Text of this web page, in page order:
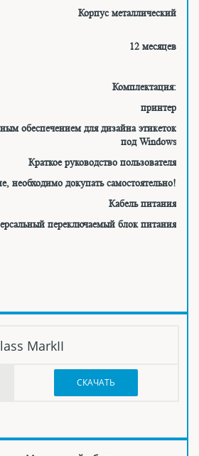
Корпус металлический
12 месяцев
Комплектация:
принтер
обеспечением для дизайна этикеток
под Windows
Краткое руководство пользователя
необходимо докупать самостоятельно!
Кабель питания
переключаемый блок питания
MarkII
СКАЧАТЬ